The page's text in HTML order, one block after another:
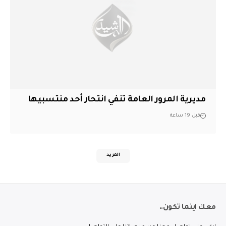
مديرية المرور العامة تنفي انتحار أحد منتسبيها
قبل 19 ساعة
المزيد
معك اينما تكون..